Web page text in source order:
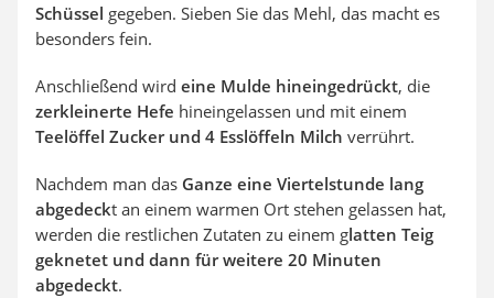
Schüssel gegeben. Sieben Sie das Mehl, das macht es
besonders fein.
Anschließend wird eine Mulde hineingedrückt, die
zerkleinerte Hefe hineingelassen und mit einem
Teelöffel Zucker und 4 Esslöffeln Milch verrührt.
Nachdem man das Ganze eine Viertelstunde lang
abgedeckt an einem warmen Ort stehen gelassen hat,
werden die restlichen Zutaten zu einem glatten Teig
geknetet und dann für weitere 20 Minuten
abgedeckt.